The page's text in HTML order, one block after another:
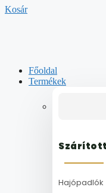
Kosár
Főoldal
Termékek
Hajópadlók